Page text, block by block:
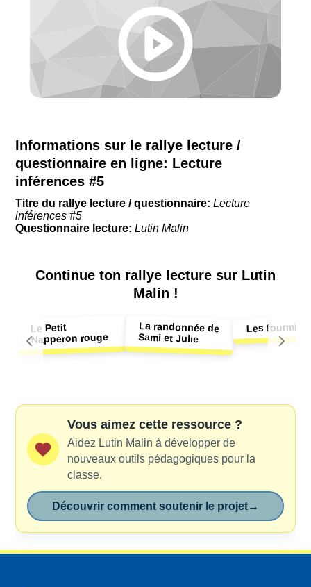
Informations sur le rallye lecture /
questionnaire en ligne: Lecture
inférences #5
Titre du rallye lecture / questionnaire:Lecture
inférences #5
Questionnaire lecture:Lutin Malin
Continue ton rallye lecture sur Lutin
Malin !
Le Petit
Napperon rouge
La randonnée de
Sami et Julie
Les fourmis
Vous aimez cette ressource ?
Aidez Lutin Malin à développer de
nouveaux outils pédagogiques pour la
classe.
Découvrir comment soutenir le projet→